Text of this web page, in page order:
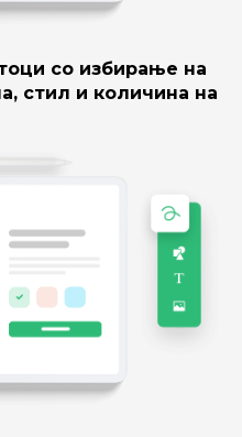
со избирање на
стил и количина на